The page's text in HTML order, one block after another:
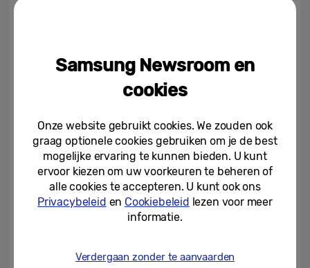
beschermd?
Samsung Newsroom en
cookies
Onze website gebruikt cookies. We zouden ook
graag optionele cookies gebruiken om je de best
mogelijke ervaring te kunnen bieden. U kunt
ervoor kiezen om uw voorkeuren te beheren of
alle cookies te accepteren. U kunt ook ons
Privacybeleid en Cookiebeleid lezen voor meer
informatie.
Verdergaan zonder te aanvaarden